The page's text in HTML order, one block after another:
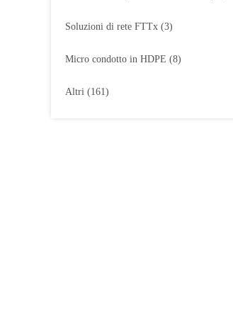
Soluzioni di rete FTTx (3)
Micro condotto in HDPE (8)
Altri (161)